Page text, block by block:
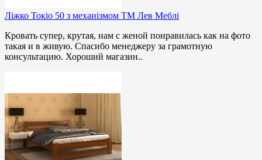
Ліжко Токіо 50 з механізмом ТМ Лев Меблі
Кровать супер, крутая, нам с женой понравилась как на фото
такая и в живую. Спасибо менеджеру за грамотную
консультацию. Хороший магазин..